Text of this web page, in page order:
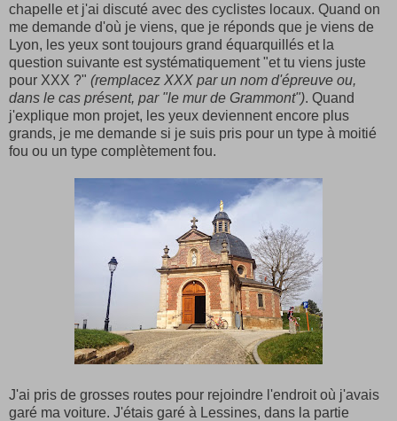
chapelle et j'ai discuté avec des cyclistes locaux. Quand on
me demande d'où je viens, que je réponds que je viens de
Lyon, les yeux sont toujours grand équarquillés et la
question suivante est systématiquement "et tu viens juste
pour XXX ?" (remplacez XXX par un nom d'épreuve ou,
dans le cas présent, par "le mur de Grammont"). Quand
j'explique mon projet, les yeux deviennent encore plus
grands, je me demande si je suis pris pour un type à moitié
fou ou un type complètement fou.
J'ai pris de grosses routes pour rejoindre l'endroit où j'avais
garé ma voiture. J'étais garé à Lessines, dans la partie